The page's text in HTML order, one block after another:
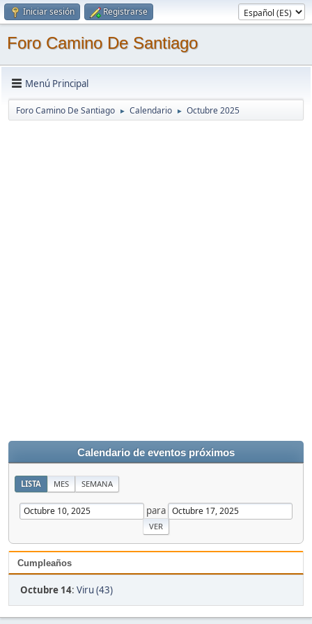
Iniciar sesión Registrarse
Foro Camino De Santiago
Menú Principal
Foro Camino De Santiago ► Calendario ► Octubre 2025
Calendario de eventos próximos
LISTA MES SEMANA
para
Cumpleaños
Octubre 14: Viru (43)